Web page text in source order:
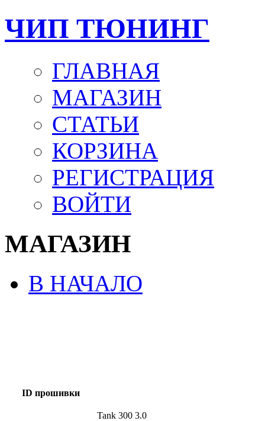
ЧИП ТЮНИНГ
ГЛАВНАЯ
МАГАЗИН
СТАТЬИ
КОРЗИНА
РЕГИСТРАЦИЯ
ВОЙТИ
МАГАЗИН
В НАЧАЛО
ID прошивки
Tank 300 3.0